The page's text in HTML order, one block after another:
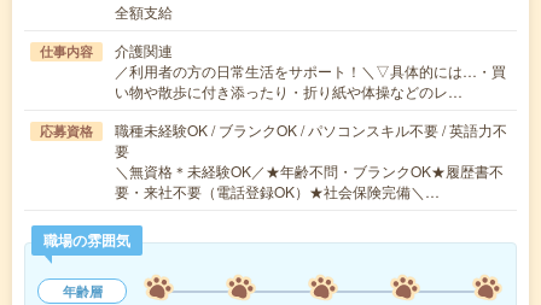
全額支給
仕事内容
介護関連
／利用者の方の日常生活をサポート！＼▽具体的には…・買
い物や散歩に付き添ったり・折り紙や体操などのレ…
応募資格
職種未経験OK / ブランクOK / パソコンスキル不要 / 英語力不
要
＼無資格＊未経験OK／★年齢不問・ブランクOK★履歴書不
要・来社不要（電話登録OK）★社会保険完備＼…
職場の雰囲気
年齢層